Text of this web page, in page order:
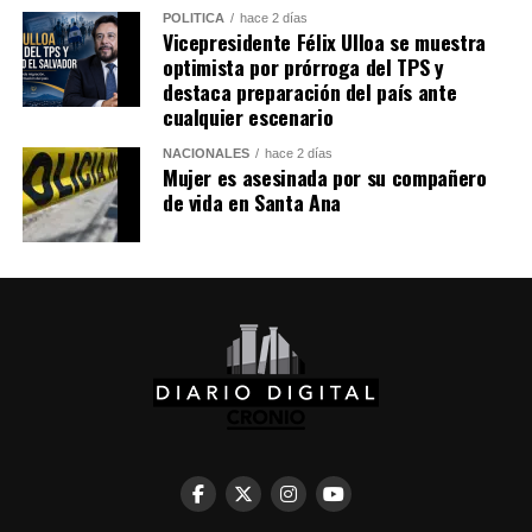
Comparte esto:
Facebook X
Me gusta esto:
POLÍTICA hace 2 días
Vicepresidente Félix Ulloa se muestra
optimista por prórroga del TPS y
destaca preparación del país ante
cualquier escenario
NACIONALES hace 2 días
Mujer es asesinada por su compañero
de vida en Santa Ana